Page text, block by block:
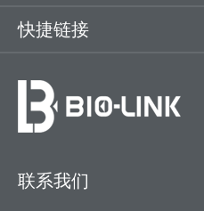
快捷链接
联系我们